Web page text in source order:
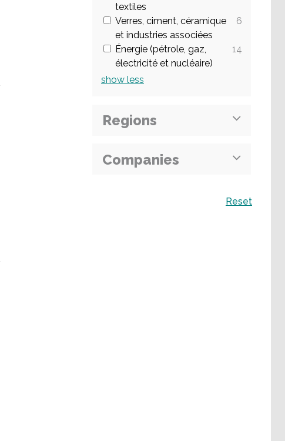
textiles
Verres, ciment, céramique
et industries associées
6
Énergie (pétrole, gaz,
électricité et nucléaire)
14
show less
Regions
Companies
Reset